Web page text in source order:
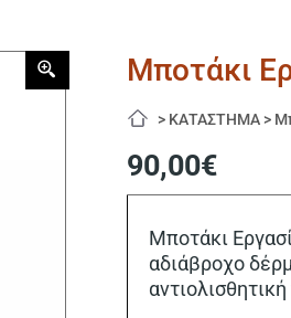
Μποτάκι
> ΚΑΤΑΣΤΗΜΑ >
90,00€
Μποτάκι
αδιάβροχο